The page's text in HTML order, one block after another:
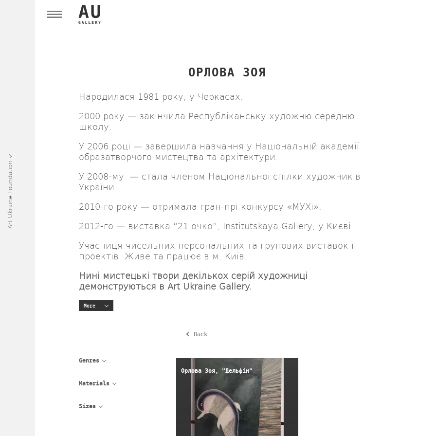
ОРЛОВА ЗОЯ
Народилася 1981 року, у Черкасах.
2000 року — закінчила Республіканську художню середню
школу.
У 2006 році — завершила навчання у Національній академії
образатворчого мистецтва та архітектури.
У 2008-му — стала членом Національної спілки художників
України.
2010-го року — отримала гран-прі конкурсу «МУХі».
2012-го — виставка “21 очко”, Institutskaya Gallery, у Києві.
Учасниця чисельних персональних та групових виставок і
проектів. Живе та працює в м. Київ.
Нині мистецькі твори декількох серій художниці
демонструються в Art Ukraine Gallery.
More
Genres
Materials
Sizes
Back
Орлова Зоя, "Дельфін"
Art Ukraine Foundation